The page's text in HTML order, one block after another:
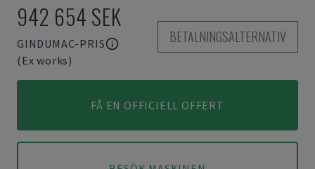
942 654 SEK
GINDUMAC-PRIS
(Ex works)
BETALNINGSALTERNATIV
FÅ EN OFFICIELL OFFERT